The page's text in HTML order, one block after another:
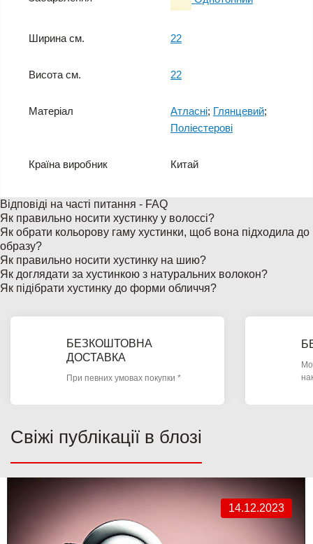
Ширина см. 22
Висота см. 22
Матеріал Атласні; Глянцевий;
Поліестерові
Країна виробник Китай
Відповіді на часті питання - FAQ
Як правильно носити хустинку у волоссі?
Як обрати кольорову гаму хустинки, щоб вона підходила до
образу?
Як правильно носити хустинку на шию?
Як доглядати за хустинкою з натуральних волокон?
Як підібрати хустинку до форми обличчя?
БЕЗКОШТОВНА
ДОСТАВКА
При певних умовах покупки *
Свіжі публікації в блозі
14.12.2023